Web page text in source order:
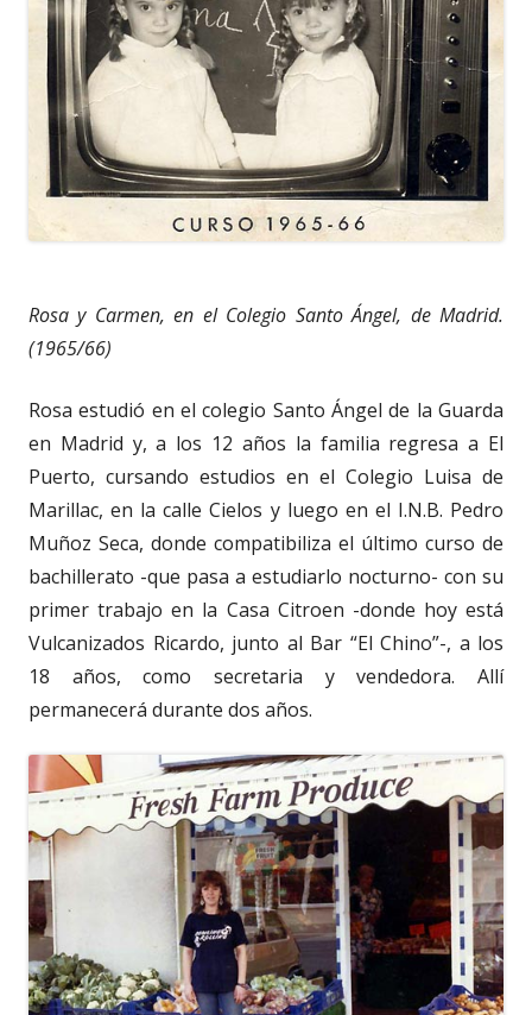
Rosa y Carmen, en el Colegio Santo Ángel, de Madrid.
(1965/66)
Rosa estudió en el colegio Santo Ángel de la Guarda
en Madrid y, a los 12 años la familia regresa a El
Puerto, cursando estudios en el Colegio Luisa de
Marillac, en la calle Cielos y luego en el I.N.B. Pedro
Muñoz Seca, donde compatibiliza el último curso de
bachillerato -que pasa a estudiarlo nocturno- con su
primer trabajo en la Casa Citroen -donde hoy está
Vulcanizados Ricardo, junto al Bar “El Chino”-, a los
18 años, como secretaria y vendedora. Allí
permanecerá durante dos años.